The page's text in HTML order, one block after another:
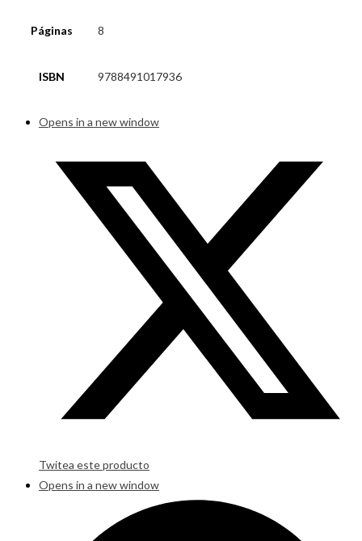
Páginas 8
ISBN 9788491017936
Opens in a new window
Twitea este producto
Opens in a new window